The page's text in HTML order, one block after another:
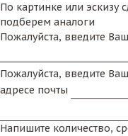
По картинке или эскизу
подберем аналоги
Пожалуйста, введите
Пожалуйста, введите
адресе почты
Напишите количество,